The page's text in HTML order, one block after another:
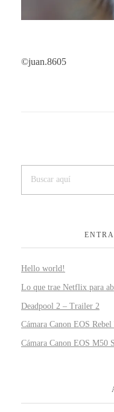
©juan.8605
Hello world!
Lo que trae Netflix para
Deadpool 2 – Trailer 2
Cámara Canon EOS
Cámara Canon EOS M50